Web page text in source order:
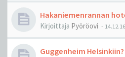
Hakaniemenrannan
Kirjoittaja Pyöröovi -
Guggenheim Helsinkiin?